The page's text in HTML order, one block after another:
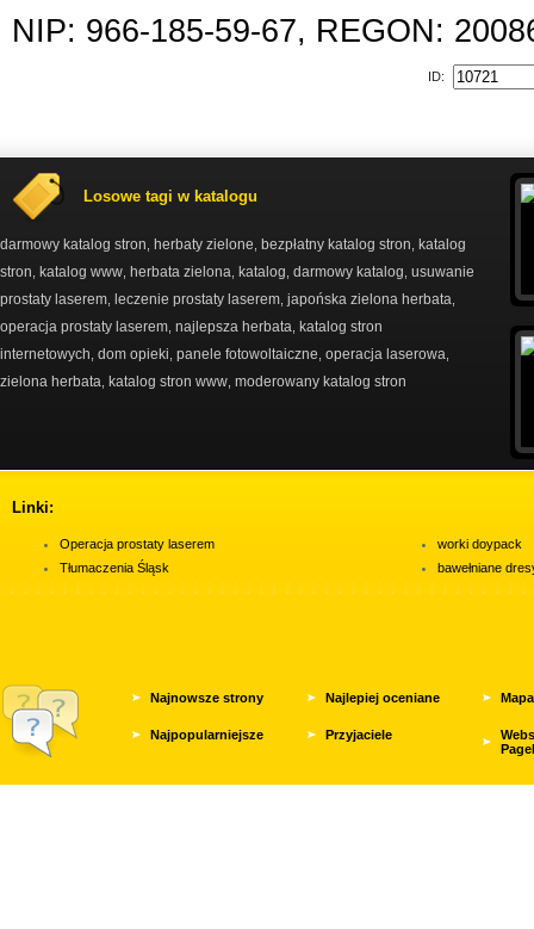
NIP: 966-185-59-67, REGON:
ID:
Losowe tagi w katalogu
darmowy katalog stron herbaty zielone bezpłatny katalog stron
katalog
stron
katalog www herbata zielona katalog darmowy katalog usuwanie
prostaty laserem
leczenie prostaty laserem japońska zielona herbata
operacja prostaty laserem najlepsza herbata katalog stron
internetowych dom opieki panele fotowoltaiczne operacja laserowa
zielona herbata katalog stron www moderowany katalog stron
Linki:
Operacja prostaty laserem
Tłumaczenia Śląsk
worki doypack
bawełniane
Najnowsze strony Najlepiej oceniane
Najpopularniejsze Przyjaciele